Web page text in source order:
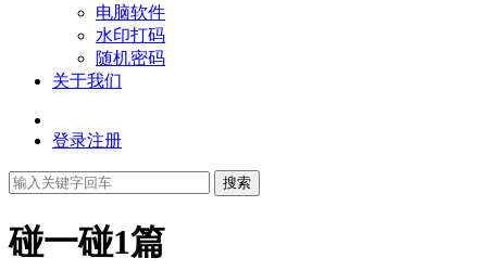
电脑软件
水印打码
随机密码
关于我们
登录注册
搜索
碰一碰1篇